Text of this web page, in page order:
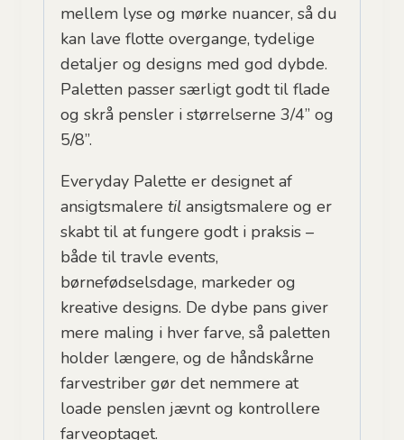
mellem lyse og mørke nuancer, så du
kan lave flotte overgange, tydelige
detaljer og designs med god dybde.
Paletten passer særligt godt til flade
og skrå pensler i størrelserne 3/4” og
5/8”.
Everyday Palette er designet af
ansigtsmalere til ansigtsmalere og er
skabt til at fungere godt i praksis –
både til travle events,
børnefødselsdage, markeder og
kreative designs. De dybe pans giver
mere maling i hver farve, så paletten
holder længere, og de håndskårne
farvestriber gør det nemmere at
loade penslen jævnt og kontrollere
farveoptaget.